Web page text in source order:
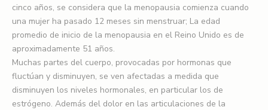
cinco años, se considera que la menopausia comienza cuando
una mujer ha pasado 12 meses sin menstruar; La edad
promedio de inicio de la menopausia en el Reino Unido es de
aproximadamente 51 años.
Muchas partes del cuerpo, provocadas por hormonas que
fluctúan y disminuyen, se ven afectadas a medida que
disminuyen los niveles hormonales, en particular los de
estrógeno. Además del dolor en las articulaciones de la